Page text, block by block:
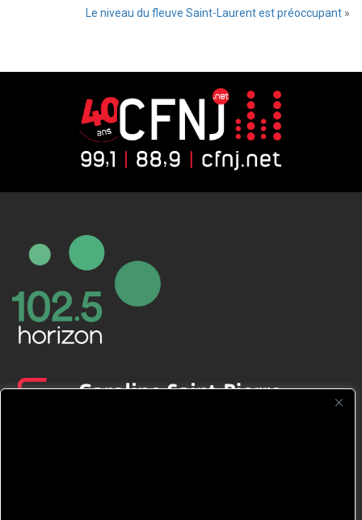
Le niveau du fleuve Saint-Laurent est préoccupant »